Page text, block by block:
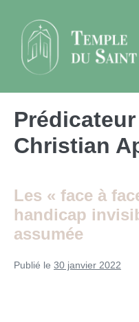
contenu
Prédicateur
Christian
Les « face à
handicap
assumée
Publié le 30 janvier 2022